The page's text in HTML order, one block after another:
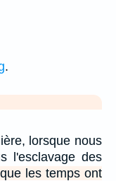
.
lorsque nous
l'esclavage des
les temps ont